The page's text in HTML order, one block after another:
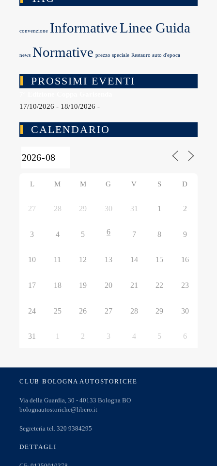
convenzione InformativeLinee Guida
news Normative prezzo speciale Restauro auto d'epoca
PROSSIMI EVENTI
17/10/2026 - 18/10/2026 -
CALENDARIO
L M M G V S D
27 28 29 30 31 1 2
3 4 5 6 7 8 9
10 11 12 13 14 15 16
17 18 19 20 21 22 23
24 25 26 27 28 29 30
31 1 2 3 4 5 6
CLUB BOLOGNA AUTOSTORICHE
Via della Guardia, 30 - 40133 Bologna BO
bolognautostoriche@libero.it
Segreteria tel. 320 9384295
DETTAGLI